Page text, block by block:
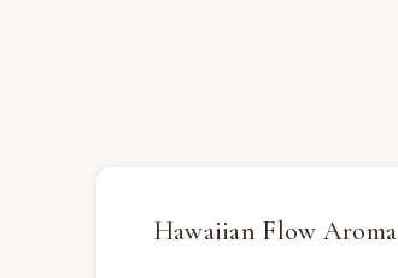
Hawaiian Flow Aroma